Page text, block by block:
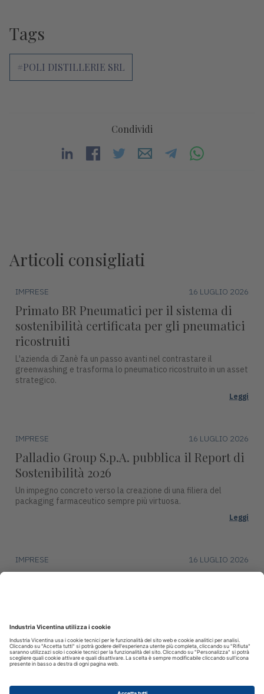
Tags
#POLI DISTILLERIE SRL
Condividi
Articoli consigliati
IMPRESE 16 LUGLIO 2026
Primato BR Pneumatici per il sistema di
sostenibilità certificata per gli pneumatici
ricostruiti
L'azienda di Zanè fa un passo avanti nel contrastare il
greenwashing e trasforma lo pneumatico ricostruito in un asset
strategico.
Leggi
IMPRESE 16 LUGLIO 2026
Palladio Group S.p.A. pubblica il Report di
Sostenibilità 2026
Un impegno concreto verso la creazione di una filiera del
packaging farmaceutico sempre più virtuosa.
Leggi
IMPRESE 16 LUGLIO 2026
intelligenti per il settore dentale.
Leggi